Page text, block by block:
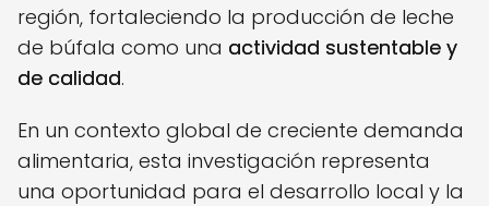
región, fortaleciendo la producción de leche
de búfala como una actividad sustentable y
de calidad.
En un contexto global de creciente demanda
alimentaria, esta investigación representa
una oportunidad para el desarrollo local y la